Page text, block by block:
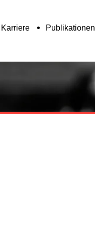
Karriere Publikationen